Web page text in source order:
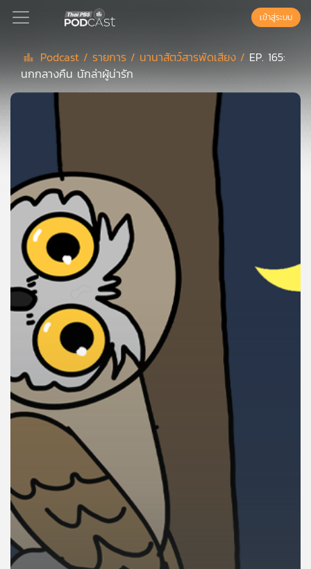
Podcast
แนะนำ
เพล
สต์
ของ
คุณ
เพลง
บทความ
และ
กิจกรรม
เกี่ยว
เข้าสู่ระบบ
Podcast / รายการ / นานาสัตว์สารพัดเสียง / EP. 165:
นกกลางคืน นักล่าผู้น่ารัก